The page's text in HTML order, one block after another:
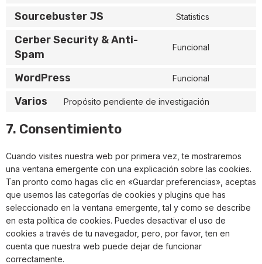
Sourcebuster JS Statistics
Cerber Security & Anti-
Spam
Funcional
WordPress Funcional
Varios Propósito pendiente de investigación
7. Consentimiento
Cuando visites nuestra web por primera vez, te mostraremos
una ventana emergente con una explicación sobre las cookies.
Tan pronto como hagas clic en «Guardar preferencias», aceptas
que usemos las categorías de cookies y plugins que has
seleccionado en la ventana emergente, tal y como se describe
en esta política de cookies. Puedes desactivar el uso de
cookies a través de tu navegador, pero, por favor, ten en
cuenta que nuestra web puede dejar de funcionar
correctamente.